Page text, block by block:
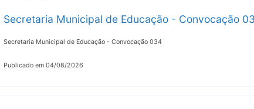
Secretaria Municipal de Educação - Convocação
Secretaria Municipal de Educação - Convocação 034
Publicado em 04/08/2026